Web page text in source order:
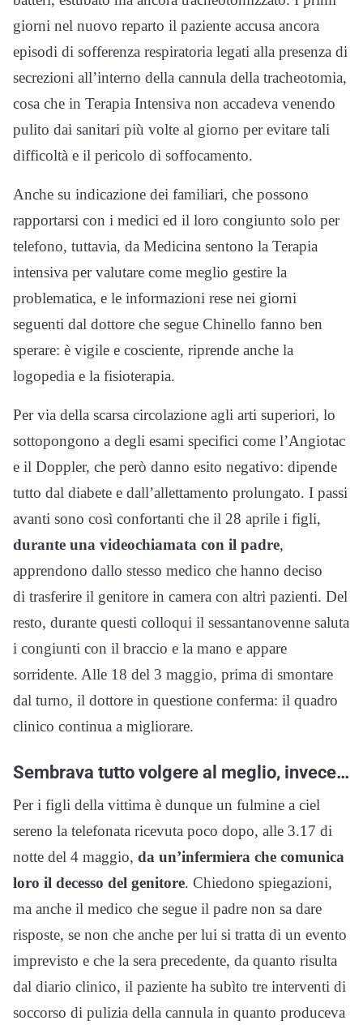
giorni nel nuovo reparto il paziente accusa ancora
episodi di sofferenza respiratoria legati alla presenza di
secrezioni all’interno della cannula della tracheotomia,
cosa che in Terapia Intensiva non accadeva venendo
pulito dai sanitari più volte al giorno per evitare tali
difficoltà e il pericolo di soffocamento.
Anche su indicazione dei familiari, che possono
rapportarsi con i medici ed il loro congiunto solo per
telefono, tuttavia, da Medicina sentono la Terapia
intensiva per valutare come meglio gestire la
problematica, e le informazioni rese nei giorni
seguenti dal dottore che segue Chinello fanno ben
sperare: è vigile e cosciente, riprende anche la
logopedia e la fisioterapia.
Per via della scarsa circolazione agli arti superiori, lo
sottopongono a degli esami specifici come l’Angiotac
e il Doppler, che però danno esito negativo: dipende
tutto dal diabete e dall’allettamento prolungato. I passi
avanti sono così confortanti che il 28 aprile i figli,
durante una videochiamata con il padre,
apprendono dallo stesso medico che hanno deciso
di trasferire il genitore in camera con altri pazienti. Del
resto, durante questi colloqui il sessantanovenne saluta
i congiunti con il braccio e la mano e appare
sorridente. Alle 18 del 3 maggio, prima di smontare
dal turno, il dottore in questione conferma: il quadro
clinico continua a migliorare.
Sembrava tutto volgere al meglio, invece…
Per i figli della vittima è dunque un fulmine a ciel
sereno la telefonata ricevuta poco dopo, alle 3.17 di
notte del 4 maggio, da un’infermiera che comunica
loro il decesso del genitore. Chiedono spiegazioni,
ma anche il medico che segue il padre non sa dare
risposte, se non che anche per lui si tratta di un evento
imprevisto e che la sera precedente, da quanto risulta
dal diario clinico, il paziente ha subìto tre interventi di
soccorso di pulizia della cannula in quanto produceva